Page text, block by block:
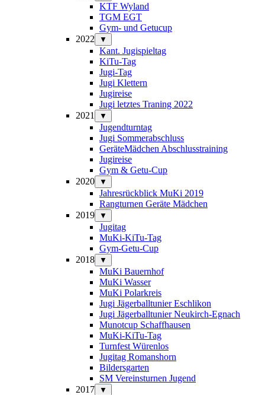
KTF Wyland
TGM EGT
Gym- und Getucup
2022
▼
Kant. Jugispieltag
KiTu-Tag
Jugi-Tag
Jugi Klettern
Jugireise
Jugi letztes Traning 2022
2021
▼
Jugendturntag
Jugi Sommerabschluss
GeräteMädchen Abschlusstraining
Jugireise
Gym & Getu-Cup
2020
▼
Jahresrückblick MuKi 2019
Rangturnen Geräte Mädchen
2019
▼
Jugitag
MuKi-KiTu-Tag
Gym-Getu-Cup
2018
▼
MuKi Bauernhof
MuKi Wasser
MuKi Polarkreis
Jugi Jägerballtunier Eschlikon
Jugi Jägerballtunier Neukirch-Egnach
Munotcup Schaffhausen
MuKi-KiTu-Tag
Turnfest Würenlos
Jugitag Romanshorn
Bildersgarten
SM Vereinsturnen Jugend
2017
▼